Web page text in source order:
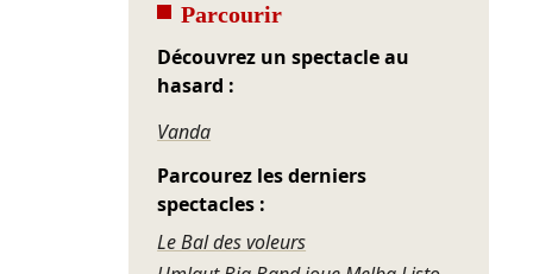
Parcourir
Découvrez un spectacle au
hasard :
Vanda
Parcourez les derniers
spectacles :
Le Bal des voleurs